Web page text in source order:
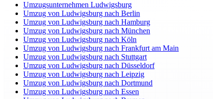
Umzugsunternehmen Ludwigsburg
Umzug von Ludwigsburg nach Berlin
Umzug von Ludwigsburg nach Hamburg
Umzug von Ludwigsburg nach München
Umzug von Ludwigsburg nach Köln
Umzug von Ludwigsburg nach Frankfurt am Main
Umzug von Ludwigsburg nach Stuttgart
Umzug von Ludwigsburg nach Düsseldorf
Umzug von Ludwigsburg nach Leipzig
Umzug von Ludwigsburg nach Dortmund
Umzug von Ludwigsburg nach Essen